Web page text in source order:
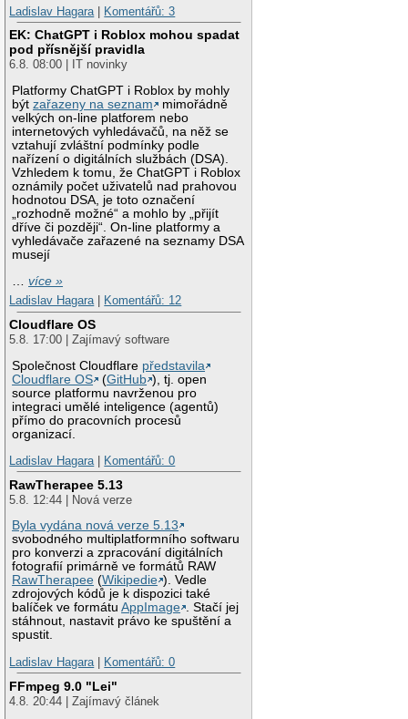
Ladislav Hagara
Komentářů: 3
EK: ChatGPT i Roblox mohou spadat
pod přísnější pravidla
6.8. 08:00 | IT novinky
Platformy ChatGPT i Roblox by mohly
býtzařazeny na seznam
mimořádně
velkých on-line platforem nebo
internetových vyhledávačů, na něž se
vztahují zvláštní podmínky podle
nařízení o digitálních službách (DSA).
Vzhledem k tomu, že ChatGPT i Roblox
oznámily počet uživatelů nad prahovou
hodnotou DSA, je toto označení
„rozhodně možné“ a mohlo by „přijít
dříve či později“. On-line platformy a
vyhledávače zařazené na seznamy DSA
musejí
…více »
Ladislav Hagara| Komentářů: 12
Cloudflare OS
5.8. 17:00 | Zajímavý software
Společnost Cloudflare představila
Cloudflare OS
(GitHub ), tj. open
source platformu navrženou pro
integraci umělé inteligence (agentů)
přímo do pracovních procesů
organizací.
Ladislav Hagara| Komentářů: 0
RawTherapee 5.13
5.8. 12:44 | Nová verze
Byla vydána nová verze 5.13
svobodného multiplatformního softwaru
pro konverzi a zpracování digitálních
fotografií primárně ve formátů RAW
RawTherapee (Wikipedie ). Vedle
zdrojových kódů je k dispozici také
balíček ve formátuAppImage . Stačí jej
stáhnout, nastavit právo ke spuštění a
spustit.
Ladislav Hagara| Komentářů: 0
FFmpeg 9.0 "Lei"
4.8. 20:44 | Zajímavý článek